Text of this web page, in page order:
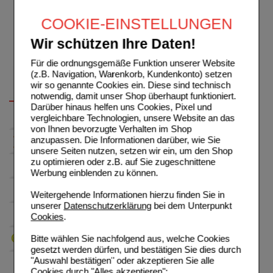
COOKIE-EINSTELLUNGEN
Wir schützen Ihre Daten!
Für die ordnungsgemäße Funktion unserer Website
(z.B. Navigation, Warenkorb, Kundenkonto) setzen
wir so genannte Cookies ein. Diese sind technisch
notwendig, damit unser Shop überhaupt funktioniert.
Darüber hinaus helfen uns Cookies, Pixel und
vergleichbare Technologien, unsere Website an das
von Ihnen bevorzugte Verhalten im Shop
anzupassen. Die Informationen darüber, wie Sie
unsere Seiten nutzen, setzen wir ein, um den Shop
zu optimieren oder z.B. auf Sie zugeschnittene
Werbung einblenden zu können.
Weitergehende Informationen hierzu finden Sie in
unserer Datenschutzerklärungbei dem Unterpunkt
Cookies.
Bitte wählen Sie nachfolgend aus, welche Cookies
gesetzt werden dürfen, und bestätigen Sie dies durch
"Auswahl bestätigen" oder akzeptieren Sie alle